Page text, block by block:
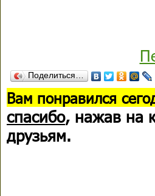
Поделиться…
Вам понравился
спасибо, нажав на
друзьям.